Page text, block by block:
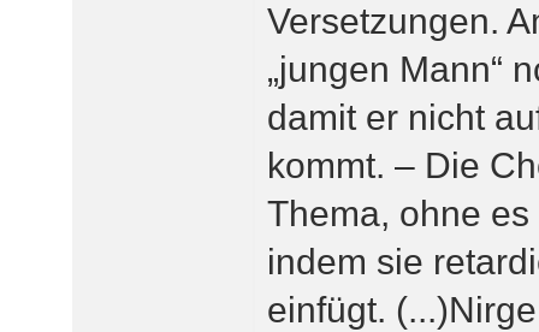
Versetzungen.
„jungen Mann“
damit er nicht
kommt. – Die
Thema, ohne
indem sie
einfügt.